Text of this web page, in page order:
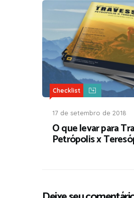
Checklist
17 de setembro de 2018
O que levar para
Petrópolis x